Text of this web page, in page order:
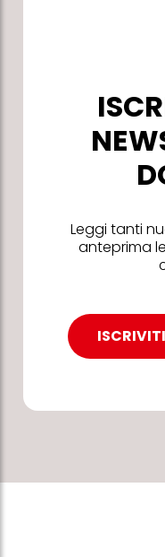
Leggi tanti
anteprima